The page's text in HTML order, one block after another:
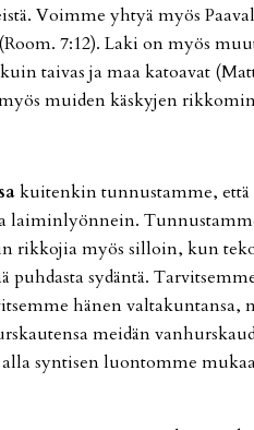
Voim­me yh­tyä myös
7:12). Laki on myös
tai­vas ja maa ka­to­a­vat
mui­den käs­ky­jen
kui­ten­kin tun­nus­tam­me,
lai­min­lyön­nein.
rik­ko­jia myös sil­loin, kun
puh­das­ta sy­dän­tä.
hä­nen
mei­dän
syn­ti­sen luon­tom­me